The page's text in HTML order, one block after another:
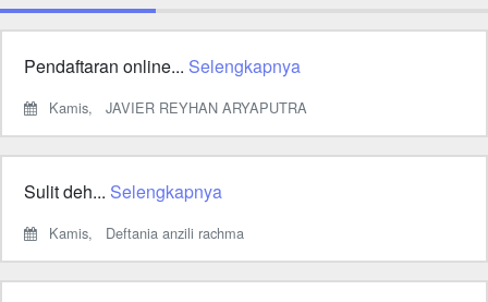
Pendaftaran online... Selengkapnya
Kamis, JAVIER REYHAN ARYAPUTRA
Sulit deh... Selengkapnya
Kamis, Deftania anzili rachma